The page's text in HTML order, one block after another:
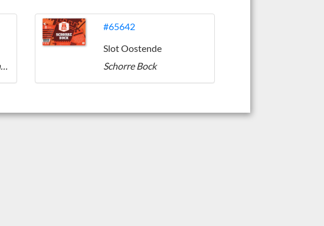
Strand Vebenabos Dishoek Tripel
#65642
Slot Oostende
Schorre Bock